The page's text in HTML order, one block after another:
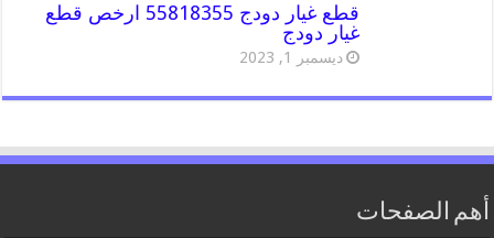
قطع غيار دودج 55818355 ارخص قطع
غيار دودج
ديسمبر 1, 2023
أهم الصفحات